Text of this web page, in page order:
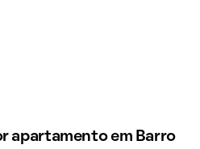
apartamento em Barro